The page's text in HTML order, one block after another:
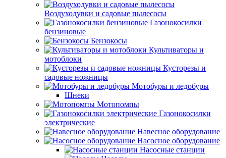
Воздуходувки и садовые пылесосы
Газонокосилки
бензиновые
Бензокосы
Культиваторы и
мотоблоки
Кусторезы и
садовые ножницы
Мотобуры и ледобуры
Шнеки
Мотопомпы
Газонокосилки
электрические
Навесное оборудование
Насосное оборудование
Насосные станции